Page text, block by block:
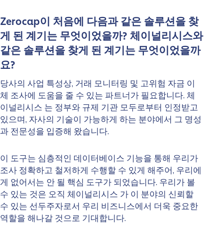
Zerocap이 처음에 다음과 같은 솔루션을 찾
게 된 계기는 무엇이었을까? 체이널리시스와
같은 솔루션을 찾게 된 계기는 무엇이었을까
요?
당사의 사업 특성상, 거래 모니터링 및 고위험 자금 이
체 조사에 도움을 줄 수 있는 파트너가 필요합니다. 체
이널리시스 는 정부와 규제 기관 모두로부터 인정받고
있으며, 자사의 기술이 가능하게 하는 분야에서 그 명성
과 전문성을 입증해 왔습니다.
이 도구는 심층적인 데이터베이스 기능을 통해 우리가
조사 정확하고 철저하게 수행할 수 있게 해주어, 우리에
게 없어서는 안 될 핵심 도구가 되었습니다. 우리가 볼
수 있는 것은 오직 체이널리시스 가 이 분야의 신뢰할
수 있는 선두주자로서 우리 비즈니스에서 더욱 중요한
역할을 해나갈 것으로 기대합니다.